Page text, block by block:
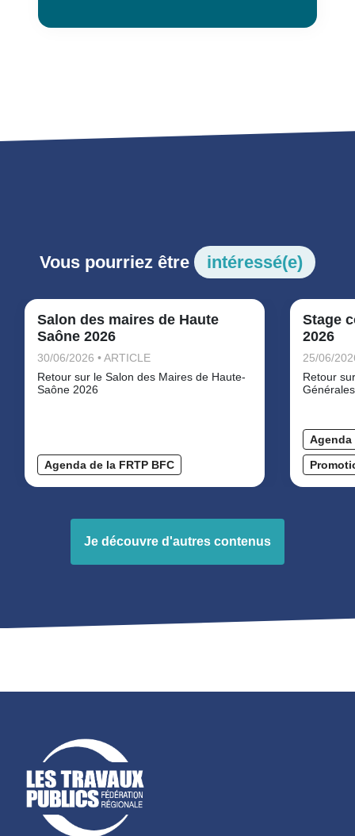
Vous pourriez être intéressé(e)
Salon des maires de Haute
Saône 2026
30/06/2026 • ARTICLE
Retour sur le Salon des Maires de Haute-
Saône 2026
Agenda de la FRTP BFC
Stage
2026
25/06/
Retour
Agenda
Je découvre d'autres contenus